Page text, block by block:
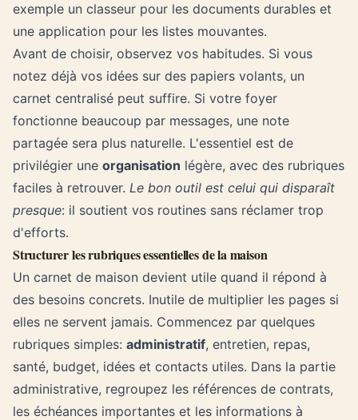
exemple un classeur pour les documents durables et
une application pour les listes mouvantes.
Avant de choisir, observez vos habitudes. Si vous
notez déjà vos idées sur des papiers volants, un
carnet centralisé peut suffire. Si votre foyer
fonctionne beaucoup par messages, une note
partagée sera plus naturelle. L'essentiel est de
privilégier une organisation légère, avec des rubriques
faciles à retrouver. Le bon outil est celui qui disparaît
presque: il soutient vos routines sans réclamer trop
d'efforts.
Structurer les rubriques essentielles de la maison
Un carnet de maison devient utile quand il répond à
des besoins concrets. Inutile de multiplier les pages si
elles ne servent jamais. Commencez par quelques
rubriques simples: administratif, entretien, repas,
santé, budget, idées et contacts utiles. Dans la partie
administrative, regroupez les références de contrats,
les échéances importantes et les informations à